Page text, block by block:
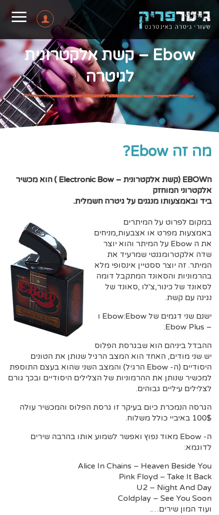
Ebow – קשת אלקטרונית
לגיטרה
מה זה Ebow?
הEBOW (קשת אלקטרונית – Electronic Bow ) הוא מכשיר
אלקטרוני המוחזק
ביד ובאמצעותו מנגנים על גיטרה חשמלית.
במקום לפרוט על המיתרים
באמצעות מפרט או אצבעות,מניחים
את ה Ebow על המיתר והוא יוצר
שדה אלקטרומגנטי שמרעיד את
המיתר. זה יוצר ססטיין אינסופי מלא
בהרמוניות והסאונד המתקבל דומה
לסאונד של כינור,צ'לו ,סאונד של
נגינה עם קשת.
ישנם שני דגמים של Ebow:Ebow ו
– Ebow Plus.
ההבדל ביניהם הוא שבגרסת הפלוס
יש שני מודים, האחד הוא המצב הרגיל שנותן את הטונים
היסודיים (ה- Ebow הרגיל) והמצב השני שהוא בעצם התוספת
למכשיר שנותן את ההרמוניות של הצלילים היסודיים ובכך גורם
לצלילים עיליים גבוהים.
הגרסה הנמכרת כיום בעיקר זו גרסת הפלוס והמכשיר עולה
100$ באיביי כולל משלוח.
ה- Ebow מאוד נפוץ ואפשר לשמוע אותו בהרבה שירים
לדוגמא:
Alice In Chains – Heaven Beside You
Pink Floyd – Take It Back
U2 – Night And Day
Coldplay – See You Soon
ועוד המון שירים….